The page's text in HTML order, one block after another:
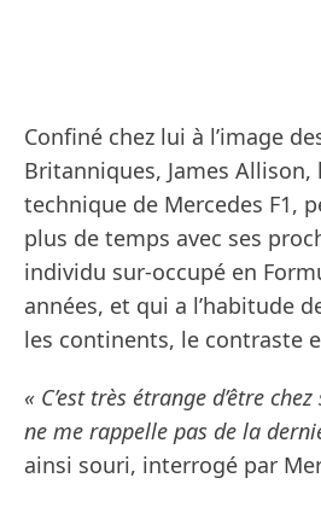
Confiné chez lui à l’image
Britanniques, James
technique de Mercedes F1,
plus de temps avec ses
individu sur-occupé en
années, et qui a l’habitude
les continents, le contraste
« C’est très étrange d’être
ne me rappelle pas de la
ainsi souri, interrogé par